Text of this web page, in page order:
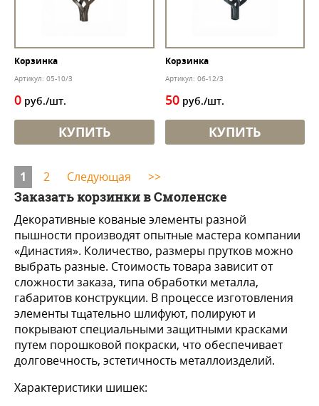
Корзинка
Артикул: 05-10/3
0 руб./шт.
КУПИТЬ
Корзинка
Артикул: 06-12/3
50руб./шт.
КУПИТЬ
1 2 Следующая >>
Заказать корзинки в Смоленске
Декоративные кованые элементы разной
пышности производят опытные мастера компании
«Династия». Количество, размеры прутков можно
выбрать разные. Стоимость товара зависит от
сложности заказа, типа обработки металла,
габаритов конструкции. В процессе изготовления
элементы тщательно шлифуют, полируют и
покрывают специальными защитными красками
путем порошковой покраски, что обеспечивает
долговечность, эстетичность металлоизделий.
Характеристики шишек: